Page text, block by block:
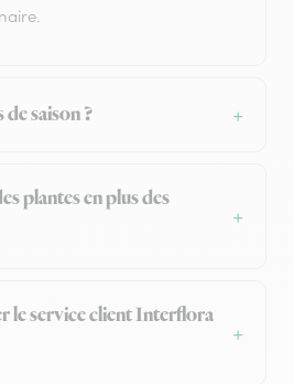
saison ?
plantes en plus des
le service client Interflora